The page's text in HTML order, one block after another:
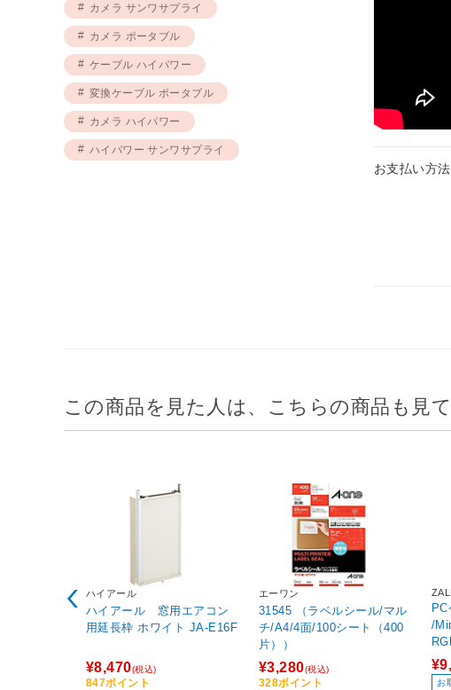
お支払い方法
カメラ サンワサプライ
カメラ ポータブル
ケーブル ハイパワー
変換ケーブル ポータブル
カメラ ハイパワー
ハイパワー サンワサプライ
この商品を見た人は、こちらの商品も見て
ハイアール
ハイアール 窓用エアコン
用延長枠 ホワイト JA-E16F
¥8,470(税込)
847ポイント
エーワン
31545 （ラベルシール/マル
チ/A4/4面/100シート（400
片））
¥3,280(税込)
328ポイント
/Mini-
お